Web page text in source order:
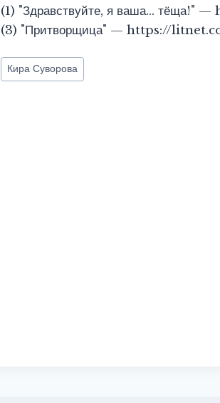
(1) "Здравствуйте, я ваша…
(3) "Притворщица" — https://
Метки
записи:
Кира Суворова